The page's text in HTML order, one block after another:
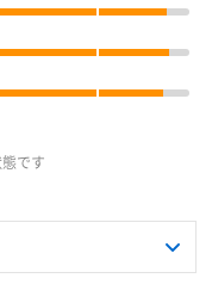
です